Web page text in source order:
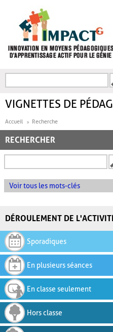
FORMULAIRE DE
VIGNETTES DE
Accueil Recherche
RECHERCHER
Voir tous les mots-clés
DÉROULEMENT DE
Sporadiques
En plusieurs séances
En classe seulement
Hors classe